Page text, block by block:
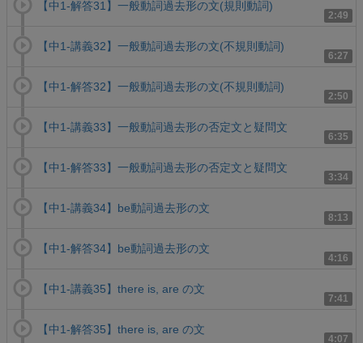
2:49
【中1-解答31】一般動詞過去形の文(規則動詞)
6:27
【中1-講義32】一般動詞過去形の文(不規則動詞)
2:50
【中1-解答32】一般動詞過去形の文(不規則動詞)
6:35
【中1-講義33】一般動詞過去形の否定文と疑問文
3:34
【中1-解答33】一般動詞過去形の否定文と疑問文
8:13
【中1-講義34】be動詞過去形の文
4:16
【中1-解答34】be動詞過去形の文
7:41
【中1-講義35】there is, are の文
4:07
【中1-解答35】there is, are の文